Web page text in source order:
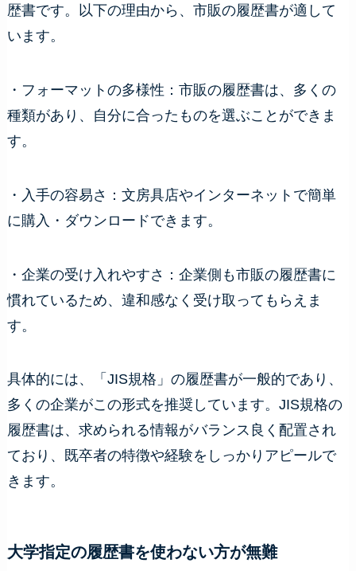
歴書です。以下の理由から、市販の履歴書が適して
います。
・フォーマットの多様性：市販の履歴書は、多くの
種類があり、自分に合ったものを選ぶことができま
す。
・入手の容易さ：文房具店やインターネットで簡単
に購入・ダウンロードできます。
・企業の受け入れやすさ：企業側も市販の履歴書に
慣れているため、違和感なく受け取ってもらえま
す。
具体的には、「JIS規格」の履歴書が一般的であり、
多くの企業がこの形式を推奨しています。JIS規格の
履歴書は、求められる情報がバランス良く配置され
ており、既卒者の特徴や経験をしっかりアピールで
きます。
大学指定の履歴書を使わない方が無難